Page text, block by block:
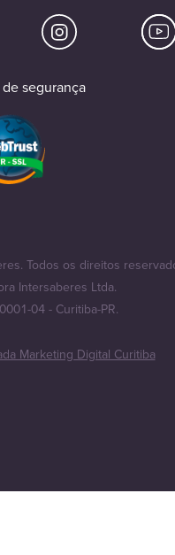
segurança
Todos os direitos
Intersaberes Ltda.
04 - Curitiba-PR.
Marketing Digital Curitiba